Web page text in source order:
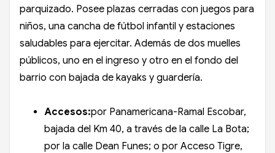
parquizado. Posee plazas cerradas con juegos para
niños, una cancha de fútbol infantil y estaciones
saludables para ejercitar. Además de dos muelles
públicos, uno en el ingreso y otro en el fondo del
barrio con bajada de kayaks y guardería.
Accesos:por Panamericana-Ramal Escobar,
bajada del Km 40, a través de la calle La Bota;
por la calle Dean Funes; o por Acceso Tigre,